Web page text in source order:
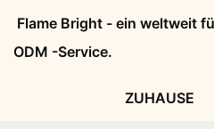
Flame Bright - ein weltweit
ODM -Service.
ZUHAUSE